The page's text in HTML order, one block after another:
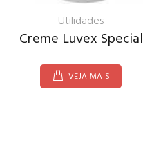
Utilidades
Creme Luvex Special
VEJA MAIS